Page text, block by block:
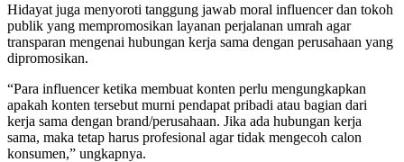
Hidayat juga menyoroti tanggung jawab moral influencer dan tokoh
publik yang mempromosikan layanan perjalanan umrah agar
transparan mengenai hubungan kerja sama dengan perusahaan yang
dipromosikan.
“Para influencer ketika membuat konten perlu mengungkapkan
apakah konten tersebut murni pendapat pribadi atau bagian dari
kerja sama dengan brand/perusahaan. Jika ada hubungan kerja
sama, maka tetap harus profesional agar tidak mengecoh calon
konsumen,” ungkapnya.